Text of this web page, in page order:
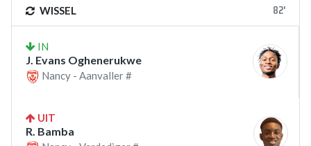
WISSEL 82'
IN
J. Evans Oghenerukwe
Nancy - Aanvaller #
UIT
R. Bamba